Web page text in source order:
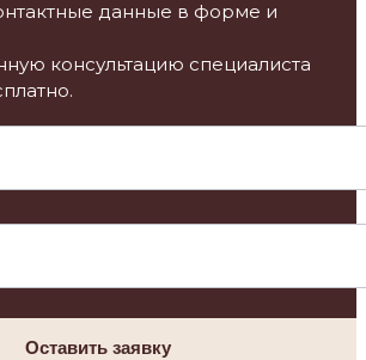
данные в форме и
консультацию специалиста
Оставить заявку